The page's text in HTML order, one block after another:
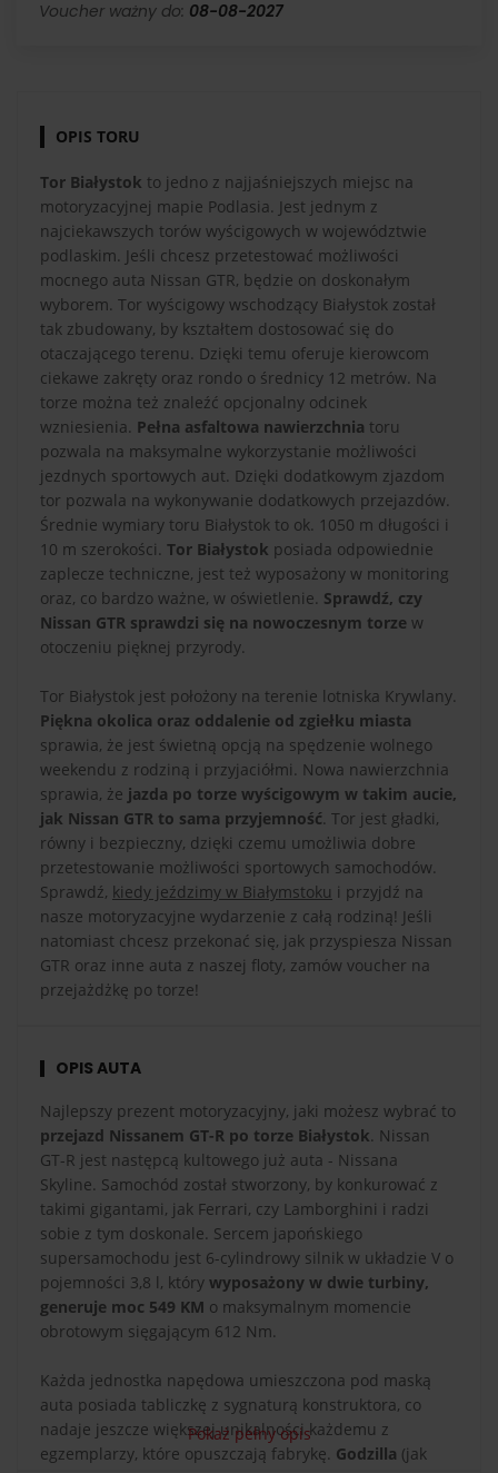
Voucher ważny do: 08-08-2027
OPIS TORU
Tor Białystok to jedno z najjaśniejszych miejsc na
motoryzacyjnej mapie Podlasia. Jest jednym z
najciekawszych torów wyścigowych w województwie
podlaskim. Jeśli chcesz przetestować możliwości
mocnego auta Nissan GTR, będzie on doskonałym
wyborem. Tor wyścigowy wschodzący Białystok został
tak zbudowany, by kształtem dostosować się do
otaczającego terenu. Dzięki temu oferuje kierowcom
ciekawe zakręty oraz rondo o średnicy 12 metrów. Na
torze można też znaleźć opcjonalny odcinek
wzniesienia. Pełna asfaltowa nawierzchnia toru
pozwala na maksymalne wykorzystanie możliwości
jezdnych sportowych aut. Dzięki dodatkowym zjazdom
tor pozwala na wykonywanie dodatkowych przejazdów.
Średnie wymiary toru Białystok to ok. 1050 m długości i
10 m szerokości. Tor Białystok posiada odpowiednie
zaplecze techniczne, jest też wyposażony w monitoring
oraz, co bardzo ważne, w oświetlenie. Sprawdź, czy
Nissan GTR sprawdzi się na nowoczesnym torze w
otoczeniu pięknej przyrody.
Tor Białystok jest położony na terenie lotniska Krywlany.
Piękna okolica oraz oddalenie od zgiełku miasta
sprawia, że jest świetną opcją na spędzenie wolnego
weekendu z rodziną i przyjaciółmi. Nowa nawierzchnia
sprawia, że jazda po torze wyścigowym w takim aucie,
jak Nissan GTR to sama przyjemność. Tor jest gładki,
równy i bezpieczny, dzięki czemu umożliwia dobre
przetestowanie możliwości sportowych samochodów.
Sprawdź, kiedy jeździmy w Białymstoku i przyjdź na
nasze motoryzacyjne wydarzenie z całą rodziną! Jeśli
natomiast chcesz przekonać się, jak przyspiesza Nissan
GTR oraz inne auta z naszej floty, zamów voucher na
przejażdżkę po torze!
OPIS AUTA
Najlepszy prezent motoryzacyjny, jaki możesz wybrać to
przejazd Nissanem GT-R po torze Białystok. Nissan
GT-R jest następcą kultowego już auta - Nissana
Skyline. Samochód został stworzony, by konkurować z
takimi gigantami, jak Ferrari, czy Lamborghini i radzi
sobie z tym doskonale. Sercem japońskiego
supersamochodu jest 6-cylindrowy silnik w układzie V o
pojemności 3,8 l, który wyposażony w dwie turbiny,
generuje moc 549 KM o maksymalnym momencie
obrotowym sięgającym 612 Nm.
Każda jednostka napędowa umieszczona pod maską
auta posiada tabliczkę z sygnaturą konstruktora, co
nadaje jeszcze większej unikalności każdemu z
egzemplarzy, które opuszczają fabrykę. Godzilla (jak
Pokaż pełny opis